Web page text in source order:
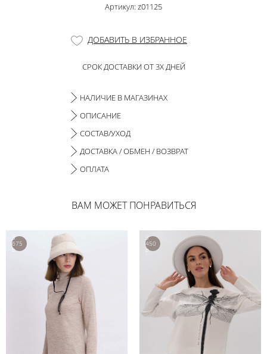
Артикул: z01125
ДОБАВИТЬ В ИЗБРАННОЕ
СРОК ДОСТАВКИ ОТ 3Х ДНЕЙ
НАЛИЧИЕ В МАГАЗИНАХ
ОПИСАНИЕ
СОСТАВ/УХОД
ДОСТАВКА / ОБМЕН / ВОЗВРАТ
ОПЛАТА
ВАМ МОЖЕТ ПОНРАВИТЬСЯ
3
675
р.
3
450
р.